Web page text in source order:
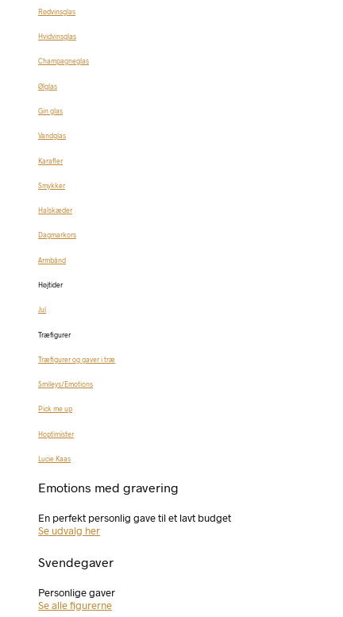
Rødvinsglas
Hvidvinsglas
Champagneglas
Ølglas
Gin glas
Vandglas
Karafler
Smykker
Halskæder
Dagmarkors
Armbånd
Højtider
Jul
Træfigurer
Træfigurer og gaver i træ
Smileys/Emotions
Pick me up
Hoptimister
Lucie Kaas
Emotions med gravering
En perfekt personlig gave til et lavt budget
Se udvalg her
Svendegaver
Personlige gaver
Se alle figurerne